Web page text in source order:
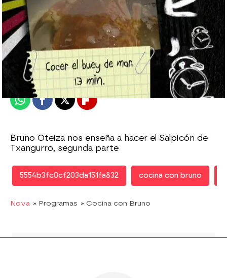
Nova
Publicado: 26 de septiembre de 2011, 13:40
WhatsappFacebook
X Flipboard
Bruno Oteiza nos enseña a hacer el Salpicón de
Txangurro, segunda parte
5554b3fc0cf203da151fa832 cocina con bruno
Nova » Programas » Cocina con Bruno